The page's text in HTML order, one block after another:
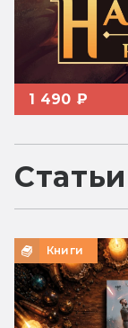
1 490 ₽
Статьи
Книги